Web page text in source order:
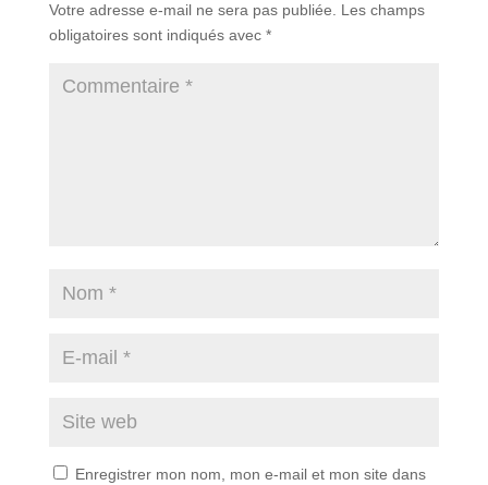
Votre adresse e-mail ne sera pas publiée.
Les champs
obligatoires sont indiqués avec *
Enregistrer mon nom, mon e-mail et mon site dans